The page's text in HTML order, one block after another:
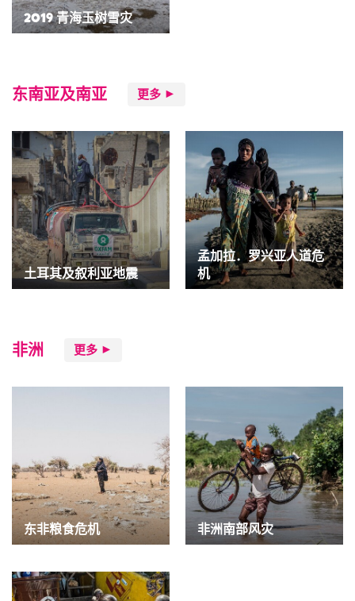
2019 青海玉树雪灾
东南亚及南亚 更多
土耳其及叙利亚地震
孟加拉．罗兴亚人道危
机
非洲 更多
东非粮食危机 非洲南部风灾